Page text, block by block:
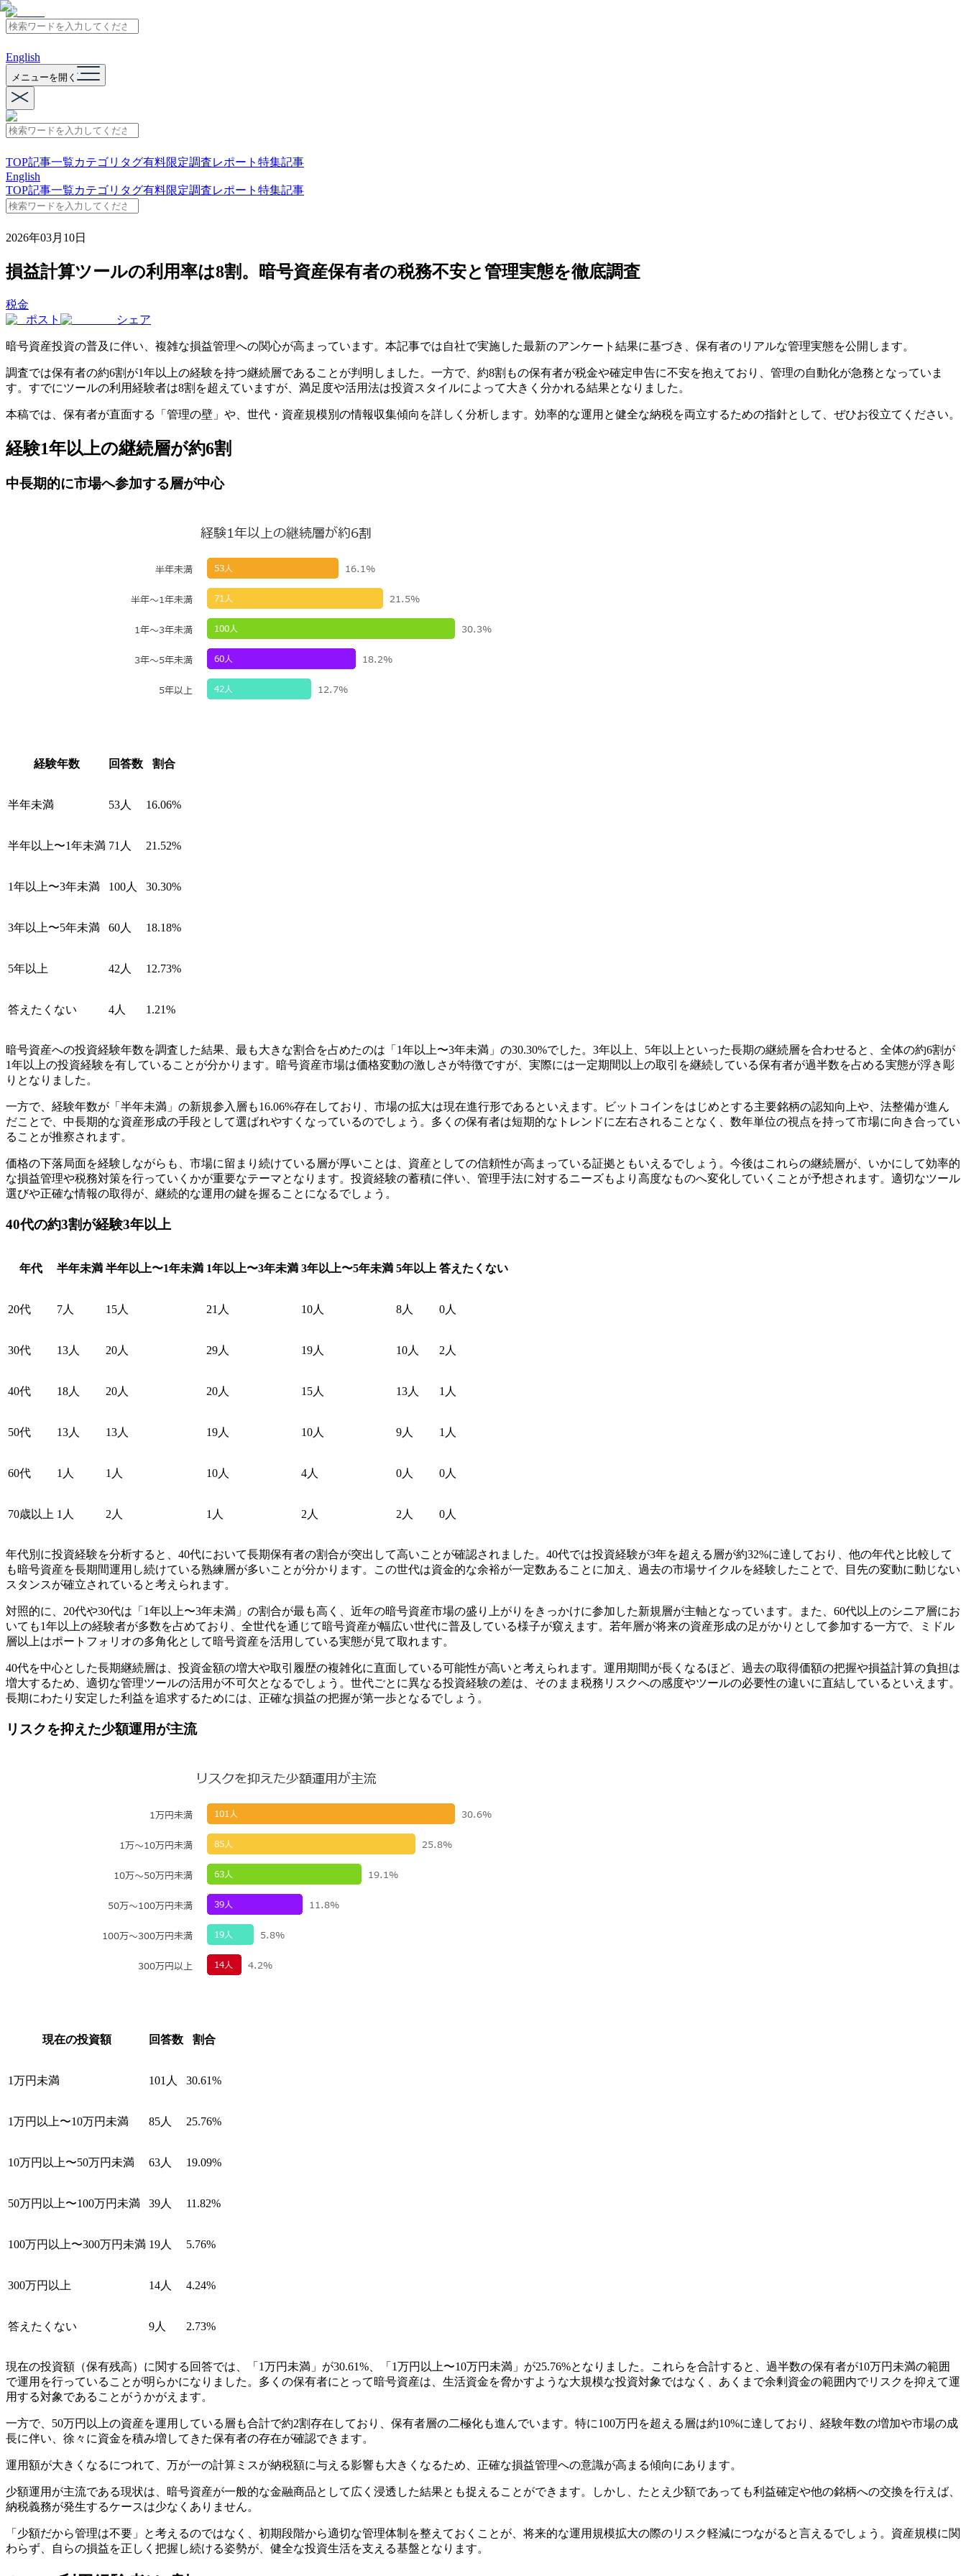
English
メニューを開く
TOP記事一覧カテゴリ タグ有料限定調査レポート 特集記事
English
TOP記事一覧カテゴリ タグ有料限定調査レポート 特集記事
2026年03月10日
損益計算ツールの利用率は8割。暗号資産保有者の税務不安と管理実態を徹底調査
税金
ポスト
シェア
暗号資産投資の普及に伴い、複雑な損益管理への関心が高まっています。本記事では自社で実施した最新のアンケート結果に基づき、保有者のリアルな管理実態を公開します。
調査では保有者の約6割が1年以上の経験を持つ継続層であることが判明しました。一方で、約8割もの保有者が税金や確定申告に不安を抱えており、管理の自動化が急務となっていま
す。すでにツールの利用経験者は8割を超えていますが、満足度や活用法は投資スタイルによって大きく分かれる結果となりました。
本稿では、保有者が直面する「管理の壁」や、世代・資産規模別の情報収集傾向を詳しく分析します。効率的な運用と健全な納税を両立するための指針として、ぜひお役立てください。
経験1年以上の継続層が約6割
中長期的に市場へ参加する層が中心
経験年数 回答数 割合
半年未満 53人 16.06%
半年以上〜1年未満 71人 21.52%
1年以上〜3年未満 100人 30.30%
3年以上〜5年未満 60人 18.18%
5年以上 42人 12.73%
答えたくない 4人 1.21%
暗号資産への投資経験年数を調査した結果、最も大きな割合を占めたのは「1年以上〜3年未満」の30.30%でした。3年以上、5年以上といった長期の継続層を合わせると、全体の約6割が
1年以上の投資経験を有していることが分かります。暗号資産市場は価格変動の激しさが特徴ですが、実際には一定期間以上の取引を継続している保有者が過半数を占める実態が浮き彫
りとなりました。
一方で、経験年数が「半年未満」の新規参入層も16.06%存在しており、市場の拡大は現在進行形であるといえます。ビットコインをはじめとする主要銘柄の認知向上や、法整備が進ん
だことで、中長期的な資産形成の手段として選ばれやすくなっているのでしょう。多くの保有者は短期的なトレンドに左右されることなく、数年単位の視点を持って市場に向き合ってい
ることが推察されます。
価格の下落局面を経験しながらも、市場に留まり続けている層が厚いことは、資産としての信頼性が高まっている証拠ともいえるでしょう。今後はこれらの継続層が、いかにして効率的
な損益管理や税務対策を行っていくかが重要なテーマとなります。投資経験の蓄積に伴い、管理手法に対するニーズもより高度なものへ変化していくことが予想されます。適切なツール
選びや正確な情報の取得が、継続的な運用の鍵を握ることになるでしょう。
40代の約3割が経験3年以上
年代 半年未満 半年以上〜1年未満 1年以上〜3年未満 3年以上〜5年未満 5年以上 答えたくない
20代 7人 15人 21人 10人 8人 0人
30代 13人 20人 29人 19人 10人 2人
40代 18人 20人 20人 15人 13人 1人
50代 13人 13人 19人 10人 9人 1人
60代 1人 1人 10人 4人 0人 0人
70歳以上 1人 2人 1人 2人 2人 0人
年代別に投資経験を分析すると、40代において長期保有者の割合が突出して高いことが確認されました。40代では投資経験が3年を超える層が約32%に達しており、他の年代と比較して
も暗号資産を長期間運用し続けている熟練層が多いことが分かります。この世代は資金的な余裕が一定数あることに加え、過去の市場サイクルを経験したことで、目先の変動に動じない
スタンスが確立されていると考えられます。
対照的に、20代や30代は「1年以上〜3年未満」の割合が最も高く、近年の暗号資産市場の盛り上がりをきっかけに参加した新規層が主軸となっています。また、60代以上のシニア層にお
いても1年以上の経験者が多数を占めており、全世代を通じて暗号資産が幅広い世代に普及している様子が窺えます。若年層が将来の資産形成の足がかりとして参加する一方で、ミドル
層以上はポートフォリオの多角化として暗号資産を活用している実態が見て取れます。
40代を中心とした長期継続層は、投資金額の増大や取引履歴の複雑化に直面している可能性が高いと考えられます。運用期間が長くなるほど、過去の取得価額の把握や損益計算の負担は
増大するため、適切な管理ツールの活用が不可欠となるでしょう。世代ごとに異なる投資経験の差は、そのまま税務リスクへの感度やツールの必要性の違いに直結しているといえます。
長期にわたり安定した利益を追求するためには、正確な損益の把握が第一歩となるでしょう。
リスクを抑えた少額運用が主流
現在の投資額 回答数 割合
1万円未満 101人 30.61%
1万円以上〜10万円未満 85人 25.76%
10万円以上〜50万円未満 63人 19.09%
50万円以上〜100万円未満 39人 11.82%
100万円以上〜300万円未満 19人 5.76%
300万円以上 14人 4.24%
答えたくない 9人 2.73%
現在の投資額（保有残高）に関する回答では、「1万円未満」が30.61%、「1万円以上〜10万円未満」が25.76%となりました。これらを合計すると、過半数の保有者が10万円未満の範囲
で運用を行っていることが明らかになりました。多くの保有者にとって暗号資産は、生活資金を脅かすような大規模な投資対象ではなく、あくまで余剰資金の範囲内でリスクを抑えて運
用する対象であることがうかがえます。
一方で、50万円以上の資産を運用している層も合計で約2割存在しており、保有者層の二極化も進んでいます。特に100万円を超える層は約10%に達しており、経験年数の増加や市場の成
長に伴い、徐々に資金を積み増してきた保有者の存在が確認できます。
運用額が大きくなるにつれて、万が一の計算ミスが納税額に与える影響も大きくなるため、正確な損益管理への意識が高まる傾向にあります。
少額運用が主流である現状は、暗号資産が一般的な金融商品として広く浸透した結果とも捉えることができます。しかし、たとえ少額であっても利益確定や他の銘柄への交換を行えば、
納税義務が発生するケースは少なくありません。
「少額だから管理は不要」と考えるのではなく、初期段階から適切な管理体制を整えておくことが、将来的な運用規模拡大の際のリスク軽減につながると言えるでしょう。資産規模に関
わらず、自らの損益を正しく把握し続ける姿勢が、健全な投資生活を支える基盤となります。